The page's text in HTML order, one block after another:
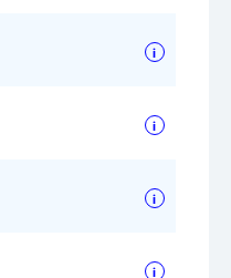
i
i
i
i